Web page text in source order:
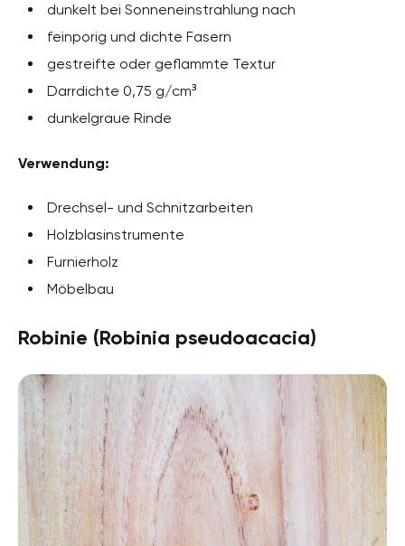
dunkelt bei Sonneneinstrahlung nach
feinporig und dichte Fasern
gestreifte oder geflammte Textur
Darrdichte 0,75 g/cm³
dunkelgraue Rinde
Verwendung:
Drechsel- und Schnitzarbeiten
Holzblasinstrumente
Furnierholz
Möbelbau
Robinie (Robinia pseudoacacia)